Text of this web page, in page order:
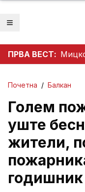
Отвори мени
ПРВА ВЕСТ:
Почетна / Балкан
Голем
уште
жители,
годишник